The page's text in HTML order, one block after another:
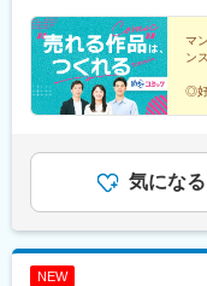
は追加で支給※給
マ
ン
◎好
「
そ
気になる
NEW